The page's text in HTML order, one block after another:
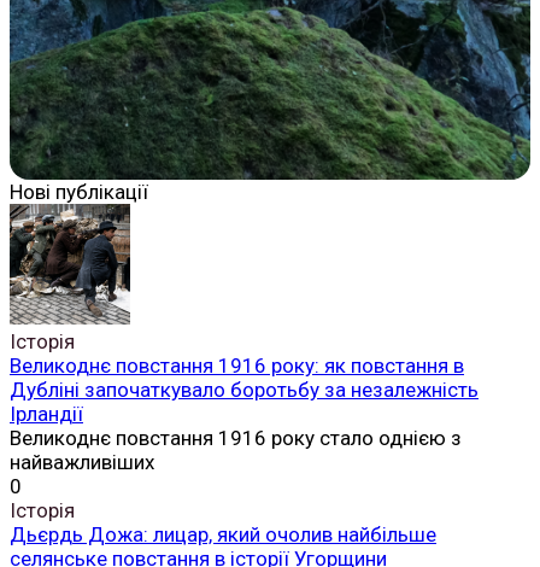
Нові публікації
Історія
Великоднє повстання 1916 року: як повстання в
Дубліні започаткувало боротьбу за незалежність
Ірландії
Великоднє повстання 1916 року стало однією з
найважливіших
0
Історія
Дьєрдь Дожа: лицар, який очолив найбільше
селянське повстання в історії Угорщини